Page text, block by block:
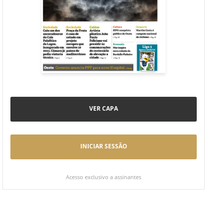
VER CAPA
INICIAR SESSÃO
Acesso exclusivo a assinantes